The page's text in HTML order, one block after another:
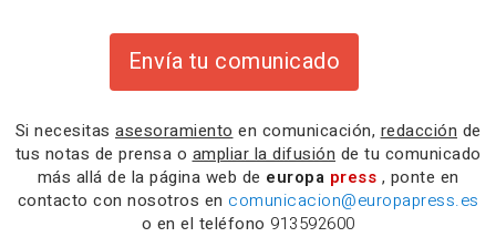
Envía tu comunicado
Si necesitas asesoramiento en comunicación, redacción de
tus notas de prensa o ampliar la difusión de tu comunicado
más allá de la página web de europa press , ponte en
contacto con nosotros en comunicacion@europapress.es
o en el teléfono 913592600